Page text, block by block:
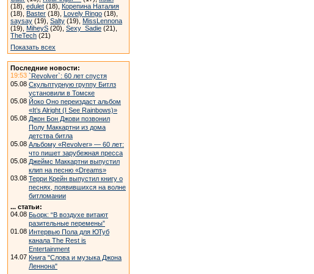
(18), edulet (18), Корепина Наталия
(18), Baster (18), Lovely Ringo (18),
saysay (19), Salty (19), MissLennona
(19), MiheyS (20), Sexy_Sadie (21),
TheTech (21)
Показать всех
Последние новости:
19:53 `Revolver`: 60 лет спустя
05.08 Скульптурную группу Битлз
установили в Томске
05.08 Йоко Оно переиздаст альбом
«It’s Alright (I See Rainbows)»
05.08 Джон Бон Джови позвонил
Полу Маккартни из дома
детства битла
05.08 Альбому «Revolver» — 60 лет:
что пишет зарубежная пресса
05.08 Джеймс Маккартни выпустил
клип на песню «Dreams»
03.08 Терри Крейн выпустил книгу о
песнях, появившихся на волне
битломании
... статьи:
04.08 Бьорк: “В воздухе витают
разительные перемены”
01.08 Интервью Пола для ЮТуб
канала The Rest is
Entertainment
14.07 Книга "Слова и музыка Джона
Леннона"